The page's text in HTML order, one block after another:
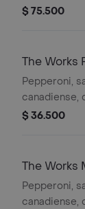
porciones.
$ 75.500
The Works
Pepperoni,
canadiense,
pimentón
Pepperoncini.
$ 36.500
The Works
Pepperoni,
canadiense,